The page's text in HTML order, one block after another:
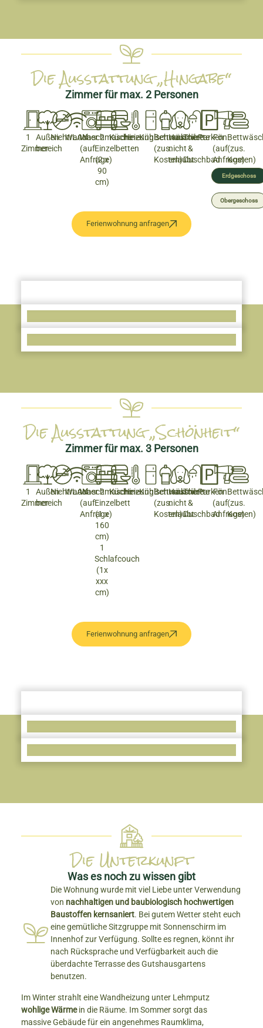
Erdgeschoss
Obergeschoss
Die Ausstattung „Hingabe“
Zimmer für max. 2 Personen
1
Zimmer
Außen­
bereich
Nichtraucher
WLANWaschmaschine
(auf
Anfrage)
2
Einzelbetten
(2 x
90
cm)
KücheHeizungKühlschrank
Bettwäsche
(zus.
Kosten)
Haustiere
nicht
erlaubt
Toilette
&
Duschbad
Parken
Fön
(auf
Anfrage)
(zus.
Kosten)
Ferienwohnung anfragen
Die Ausstattung „Schönheit“
Zimmer für max. 3 Personen
1
Zimmer
Außen­
bereich
Nichtraucher
WLANWaschmaschine
(auf
Anfrage)
2
Einzelbett
(1 x
160
cm)
1
Schlafcouch
(1x
xxx
cm)
KücheHeizungKühlschrank
Bettwäsche
(zus.
Kosten)
Haustiere
nicht
erlaubt
Toilette
&
Duschbad
Parken
Fön
(auf
Anfrage)
(zus.
Kosten)
Ferienwohnung anfragen
Die Unterkunft
Was es noch zu wissen gibt
Die Wohnung wurde mit viel Liebe unter Verwendung
von nachhaltigen und baubiologisch hochwertigen
Baustoffen kernsaniert. Bei gutem Wetter steht euch
eine gemütliche Sitzgruppe mit Sonnenschirm im
Innenhof zur Verfügung. Sollte es regnen, könnt ihr
nach Rücksprache und Verfügbarkeit auch die
überdachte Terrasse des Gutshausgartens
benutzen.
Im Winter strahlt eine Wandheizung unter Lehmputz
wohlige Wärmein die Räume. Im Sommer sorgt das
massive Gebäude für ein angenehmes Raumklima,